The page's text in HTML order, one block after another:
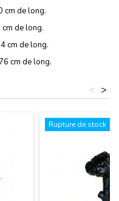
cm de long.
de long.
cm de long.
cm de long.
>
<
Rupture de stock